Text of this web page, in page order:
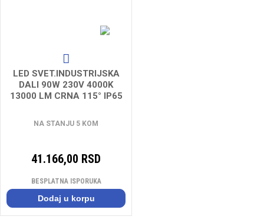
LED SVET.INDUSTRIJSKA
DALI 90W 230V 4000K
13000 LM CRNA 115° IP65
NA STANJU 5 KOM
41.166,00 RSD
BESPLATNA ISPORUKA
Dodaj u korpu